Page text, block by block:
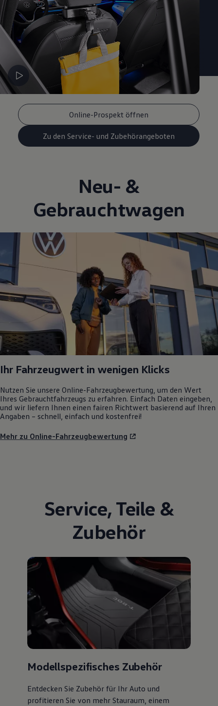
Online-Prospekt öffnen
Zu den Service- und Zubehörangeboten
Neu- &
Gebrauchtwagen
Ihr Fahrzeugwert in wenigen Klicks
Nutzen Sie unsere Online-Fahrzeugbewertung, um den Wert
Ihres Gebrauchtfahrzeugs zu erfahren. Einfach Daten eingeben,
und wir liefern Ihnen einen fairen Richtwert basierend auf Ihren
Angaben – schnell, einfach und kostenfrei!
Mehr zu Online-Fahrzeugbewertung
Service, Teile &
Zubehör
Modellspezifisches Zubehör
Entdecken Sie Zubehör für Ihr Auto und
profitieren Sie von mehr Stauraum, einem